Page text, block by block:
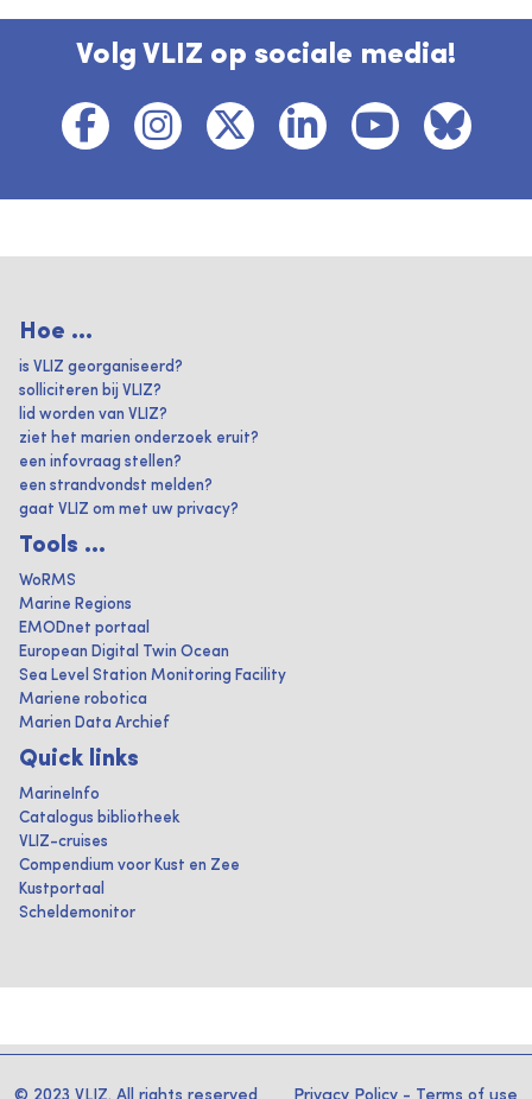
Volg VLIZ op sociale media!
Hoe ...
is VLIZ georganiseerd?
solliciteren bij VLIZ?
lid worden van VLIZ?
ziet het marien onderzoek eruit?
een infovraag stellen?
een strandvondst melden?
gaat VLIZ om met uw privacy?
Tools ...
WoRMS
Marine Regions
EMODnet portaal
European Digital Twin Ocean
Sea Level Station Monitoring Facility
Mariene robotica
Marien Data Archief
Quick links
MarineInfo
Catalogus bibliotheek
VLIZ-cruises
Compendium voor Kust en Zee
Kustportaal
Scheldemonitor
© 2023 VLIZ. All rights reserved Privacy Policy - Terms of use